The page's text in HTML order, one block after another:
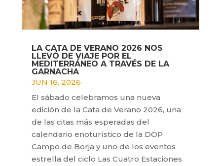
LA CATA DE VERANO 2026 NOS
LLEVÓ DE VIAJE POR EL
MEDITERRÁNEO A TRAVÉS DE LA
GARNACHA
JUN 16, 2026
El sábado celebramos una nueva
edición de la Cata de Verano 2026, una
de las citas más esperadas del
calendario enoturístico de la DOP
Campo de Borja y uno de los eventos
estrella del ciclo Las Cuatro Estaciones